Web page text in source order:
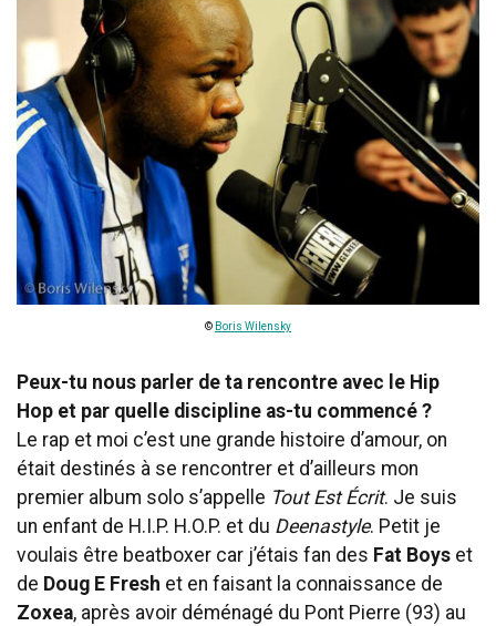
© Boris Wilensky
Peux-tu nous parler de ta rencontre avec le Hip
Hop et par quelle discipline as-tu commencé ?
Le rap et moi c’est une grande histoire d’amour, on
était destinés à se rencontrer et d’ailleurs mon
premier album solo s’appelle Tout Est Écrit. Je suis
un enfant de H.I.P. H.O.P. et du Deenastyle. Petit je
voulais être beatboxer car j’étais fan des Fat Boys et
de Doug E Fresh et en faisant la connaissance de
Zoxea, après avoir déménagé du Pont Pierre (93) au